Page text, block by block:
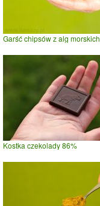
Garść chipsów z alg morskich
Kostka czekolady 86%